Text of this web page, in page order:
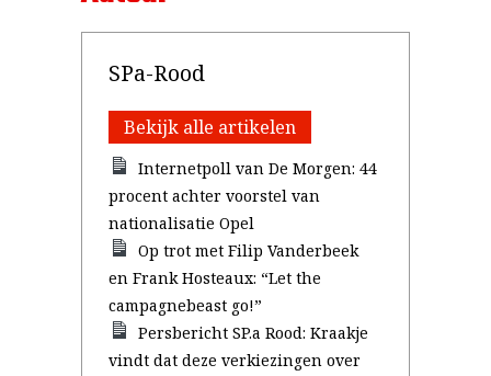
SPa-Rood
Bekijk alle artikelen
Internetpoll van De Morgen: 44
procent achter voorstel van
nationalisatie Opel
Op trot met Filip Vanderbeek
en Frank Hosteaux: “Let the
campagnebeast go!”
Persbericht SP.a Rood: Kraakje
vindt dat deze verkiezingen over